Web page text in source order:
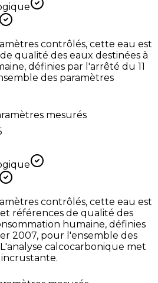
contrôlés, cette eau est
qualité des eaux destinées à
définies par l'arrêté du 11
des paramètres
mesurés
contrôlés, cette eau est
références de qualité des
humaine, définies
2007, pour l'ensemble des
calcocarbonique met